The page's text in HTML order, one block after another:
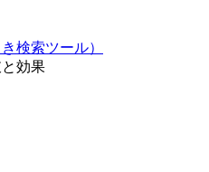
検索ツール）
効果